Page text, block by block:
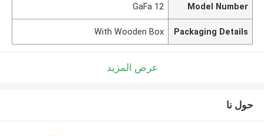
Model Number
GaFa 12
Packaging Details
With Wooden Box
عرض المزيد
حول نا